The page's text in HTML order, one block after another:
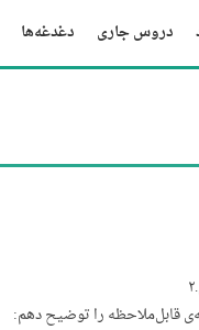
دروس جاری دغدغه‌ها
قابل‌ملاحظه‌ را توضیح‌ دهم: